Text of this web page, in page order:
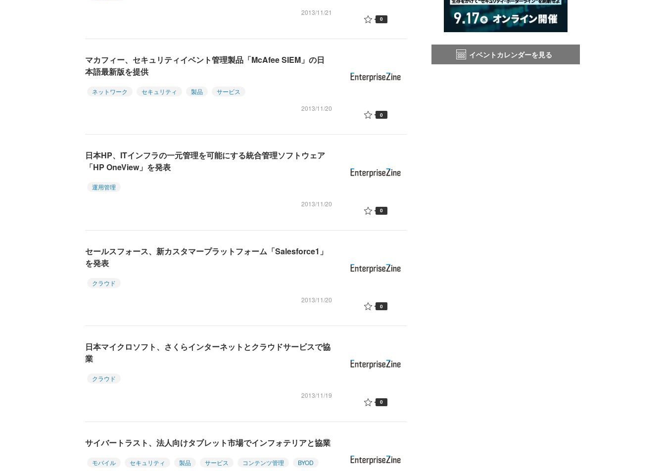
2013/11/21
0
マカフィー、セキュリティイベント管理製品「McAfee SIEM」の日
本語最新版を提供
ネットワーク セキュリティ 製品
サービス
2013/11/20
0
日本HP、ITインフラの一元管理を可能にする統合管理ソフトウェア
「HP OneView」を発表
運用管理
2013/11/20
0
セールスフォース、新カスタマープラットフォーム「Salesforce1」
を発表
クラウド
2013/11/20
0
日本マイクロソフト、さくらインターネットとクラウドサービスで協
業
クラウド
2013/11/19
0
サイバートラスト、法人向けタブレット市場でインフォテリアと協業
モバイル セキュリティ 製品 サービス コンテンツ管理 BYOD
イベントカレンダーを見る